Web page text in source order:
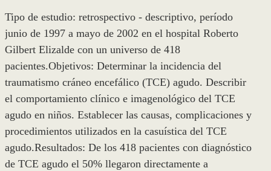
Tipo de estudio: retrospectivo - descriptivo, período
junio de 1997 a mayo de 2002 en el hospital Roberto
Gilbert Elizalde con un universo de 418
pacientes.Objetivos: Determinar la incidencia del
traumatismo cráneo encefálico (TCE) agudo. Describir
el comportamiento clínico e imagenológico del TCE
agudo en niños. Establecer las causas, complicaciones y
procedimientos utilizados en la casuística del TCE
agudo.Resultados: De los 418 pacientes con diagnóstico
de TCE agudo el 50% llegaron directamente a